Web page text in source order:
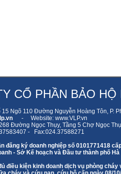
CỔ PHẦN BẢO
15 Ngõ 110 Đường Nguyễn Hoàng Tôn, P.
- Website: www.VLP.vn
Đường Ngọc Thụy, Tầng 5 Chợ Ngọc
- Fax:024.37588271
đăng ký doanh nghiệp số 0101771418
- Sở Kế hoạch và Đầu tư thành phố Hà
điều kiện kinh doanh dịch vụ phòng